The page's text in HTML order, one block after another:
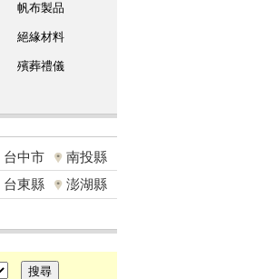
帆布製品
絕緣材料
殯葬禮儀
台中市
南投縣
台東縣
澎湖縣